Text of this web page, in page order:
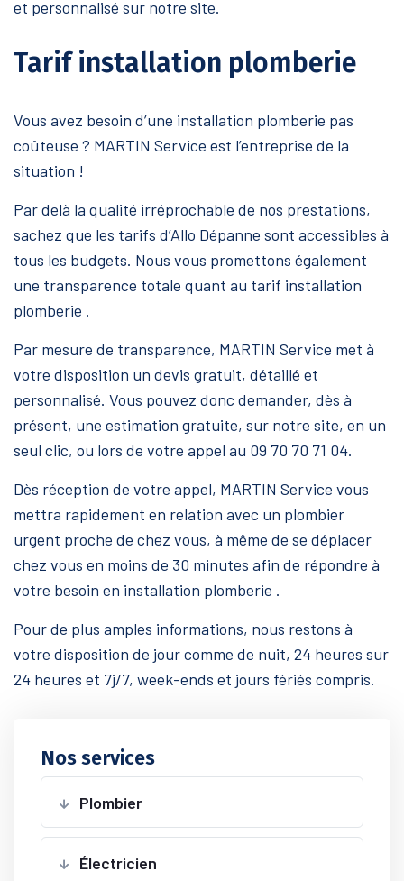
et personnalisé sur notre site.
Tarif installation plomberie
Vous avez besoin d’une installation plomberie pas
coûteuse ? MARTIN Service est l’entreprise de la
situation !
Par delà la qualité irréprochable de nos prestations,
sachez que les tarifs d’Allo Dépanne sont accessibles à
tous les budgets. Nous vous promettons également
une transparence totale quant au tarif installation
plomberie .
Par mesure de transparence, MARTIN Service met à
votre disposition un devis gratuit, détaillé et
personnalisé. Vous pouvez donc demander, dès à
présent, une estimation gratuite, sur notre site, en un
seul clic, ou lors de votre appel au 09 70 70 71 04.
Dès réception de votre appel, MARTIN Service vous
mettra rapidement en relation avec un plombier
urgent proche de chez vous, à même de se déplacer
chez vous en moins de 30 minutes afin de répondre à
votre besoin en installation plomberie .
Pour de plus amples informations, nous restons à
votre disposition de jour comme de nuit, 24 heures sur
24 heures et 7j/7, week-ends et jours fériés compris.
Nos services
Plombier
Électricien